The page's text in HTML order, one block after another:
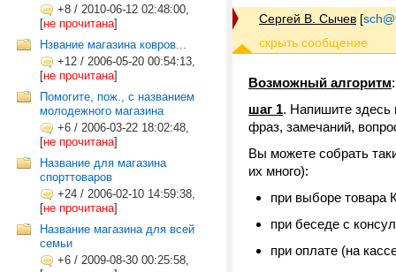
+8 / 2010-06-12 02:48:00,
[не прочитана]
Нзвание магазина ковров...
+12 / 2006-05-20 00:54:13,
[не прочитана]
Помогите, пож., с названием
молодежного магазина
+6 / 2006-03-22 18:02:48,
[не прочитана]
Название для магазина
спорттоваров
+24 / 2006-02-10 14:59:38,
[не прочитана]
Название магазина для всей
семьи
+6 / 2009-08-30 00:25:58,
Сергей В. Сычев [
Возможный алгоритм:
шаг 1. Напишите здесь
фраз, замечаний,
Вы можете собрать
их много):
при выборе товара
при беседе с
при оплате (на